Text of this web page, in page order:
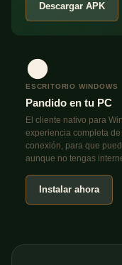
Descargar APK
ESCRITORIO WINDOWS
Pandido en tu PC
El cliente nativo para
experiencia completa
conexión, para que
aunque no tengas
Instalar ahora